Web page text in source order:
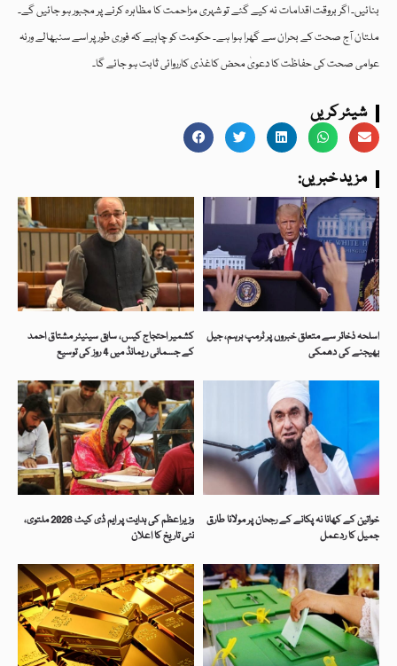
بنائیں۔ اگر بروقت اقدامات نہ کیے گئے تو شہری مزاحمت کا مظاہرہ کرنے پر مجبور ہو جائیں گے۔
ملتان آج صحت کے بحران سے گھرا ہوا ہے۔ حکومت کو چاہیے کہ فوری طور پر اسے سنبھالے ورنہ
عوامی صحت کی حفاظت کا دعویٰ محض کاغذی کارروائی ثابت ہو جائے گا۔
شیئر کریں
:مزید خبریں
کشمیر احتجاج کیس، سابق سینیٹر مشتاق احمد
کے جسمانی ریمانڈ میں 4 روز کی توسیع
اسلحہ ذخائر سے متعلق خبروں پر ٹرمپ برہم، جیل
بھیجنے کی دھمکی
وزیراعظم کی ہدایت پر ایم ڈی کیٹ 2026 ملتوی،
نئی تاریخ کا اعلان
خواتین کے کھانا نہ پکانے کے رجحان پر مولانا طارق
جمیل کا ردعمل